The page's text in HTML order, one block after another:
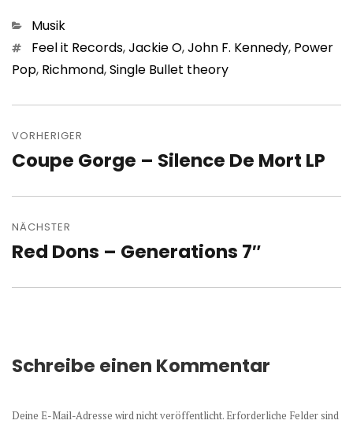
Kategorien
Musik
Schlagwörter
Feel it Records,Jackie O,John F. Kennedy, Power
Pop, Richmond,Single Bullet theory
VORHERIGER
Vorheriger
Coupe Gorge – Silence De Mort LP
NÄCHSTER
Nächster
Red Dons – Generations 7″
Schreibe einen Kommentar
Deine E-Mail-Adresse wird nicht veröffentlicht. Erforderliche Felder sind